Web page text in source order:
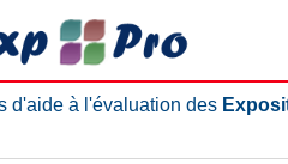
d'aide à l'évaluation des